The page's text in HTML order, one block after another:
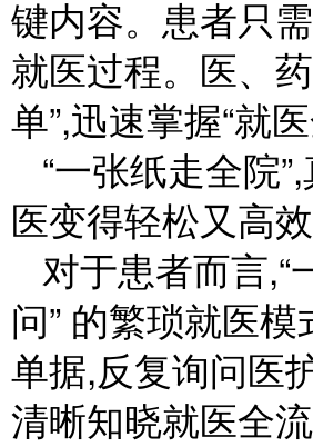
键内容。患者只
就医过程。医、
单”,迅速掌握“就
“一张纸走全院
医变得轻松又高效
对于患者而言,“
问” 的繁琐就医
单据,反复询问医
清晰知晓就医全